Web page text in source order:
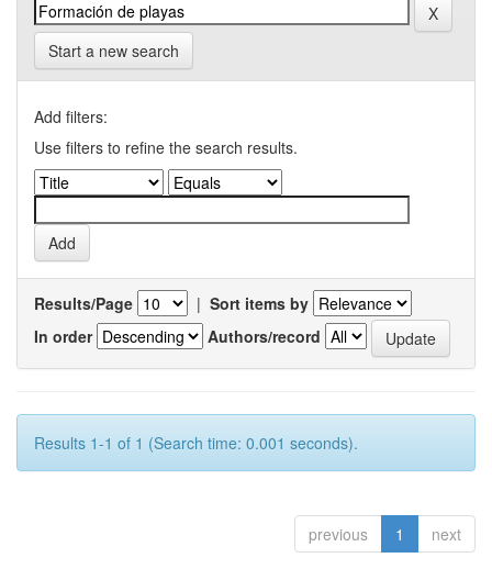
Start a new search
Add filters:
Use filters to refine the search results.
Results/Page | Sort items by
In order
Authors/record
Results 1-1 of 1 (Search time: 0.001 seconds).
previous 1 next